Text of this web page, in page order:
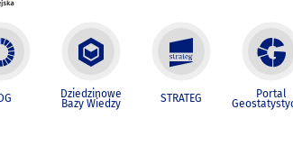
Dziedzinowe
Bazy Wiedzy STRATEG Portal